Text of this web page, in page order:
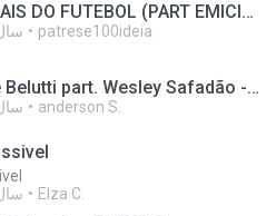
MC GUIME - PAIS DO FUTEBOL (PART EMICIDA) 2014.mp3
13 patrese100ideia
01 - Marcos e Belutti part. Wesley Safadão - Aquele um por cento (Remix 2016).mp3
11 anderson S.
15 Elza C.